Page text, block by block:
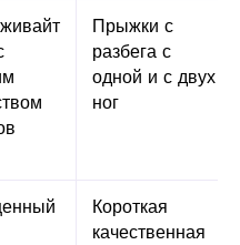
Прыжки с
разбега с
одной и с двух
ног
Короткая
качественная